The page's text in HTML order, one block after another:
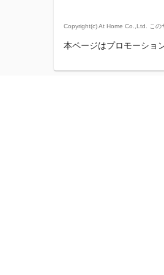
Copyright(c) At Home Co.,Ltd. この
本ページはプロモーショ